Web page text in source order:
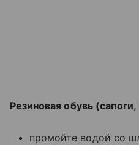
Резиновая обувь
промойте водой со